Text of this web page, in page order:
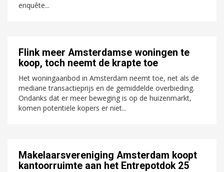
enquête...
Flink meer Amsterdamse woningen te
koop, toch neemt de krapte toe
Het woningaanbod in Amsterdam neemt toe, net als de
mediane transactieprijs en de gemiddelde overbieding.
Ondanks dat er meer beweging is op de huizenmarkt,
komen potentiële kopers er niet...
Makelaarsvereniging Amsterdam koopt
kantoorruimte aan het Entrepotdok 25